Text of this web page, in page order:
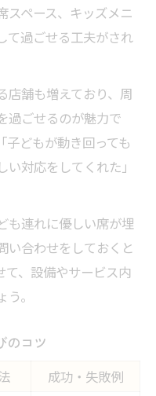
スペース、キッズメニ
て過ごせる工夫がされ
店舗も増えており、周
過ごせるのが魅力で
子どもが動き回っても
対応をしてくれた」
も連れに優しい席が埋
い合わせをしておくと
て、設備やサービス内
。
のコツ
成功・失敗例